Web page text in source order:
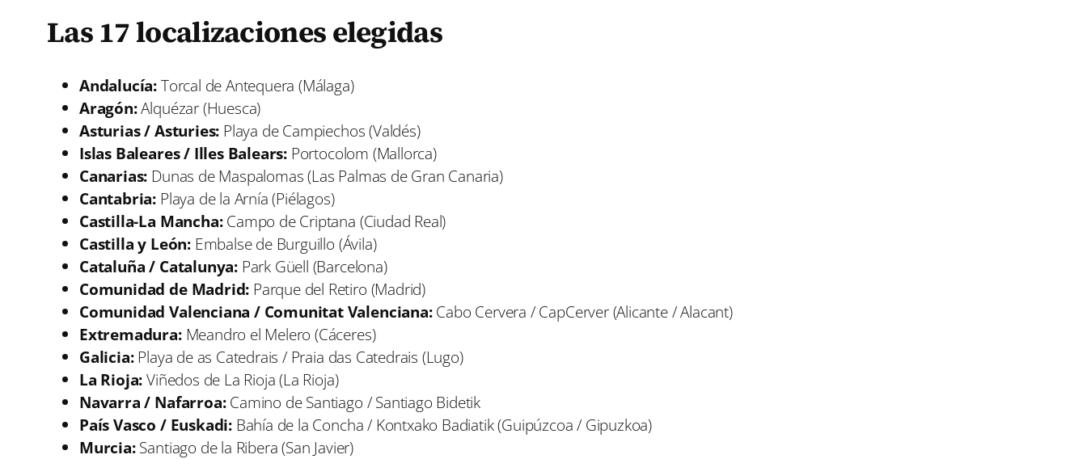
Las 17 localizaciones elegidas
Andalucía:Torcal de Antequera (Málaga)
Aragón:Alquézar (Huesca)
Asturias / Asturies: Playa de Campiechos (Valdés)
Islas Baleares / Illes Balears: Portocolom (Mallorca)
Canarias: Dunas de Maspalomas (Las Palmas de Gran Canaria)
Cantabria: Playa de la Arnía (Piélagos)
Castilla-La Mancha:Campo de Criptana (Ciudad Real)
Castilla y León: Embalse de Burguillo (Ávila)
Cataluña / Catalunya: Park Güell (Barcelona)
Comunidad de Madrid: Parque del Retiro (Madrid)
Comunidad Valenciana / Comunitat Valenciana:Cabo Cervera / CapCerver (Alicante / Alacant)
Extremadura: Meandro el Melero (Cáceres)
Galicia: Playa de as Catedrais / Praia das Catedrais (Lugo)
La Rioja:Viñedos de La Rioja (La Rioja)
Navarra / Nafarroa:Camino de Santiago / Santiago Bidetik
País Vasco / Euskadi: Bahía de la Concha / Kontxako Badiatik (Guipúzcoa / Gipuzkoa)
Murcia:Santiago de la Ribera (San Javier)